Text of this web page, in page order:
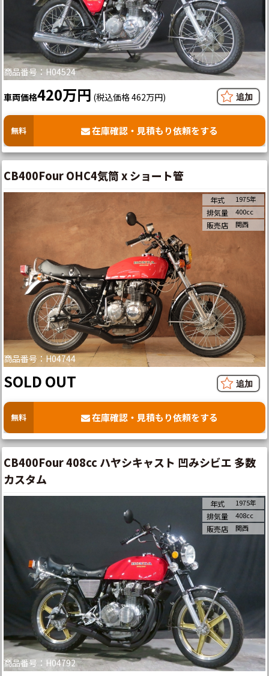
商品番号：H04524
車両価格420万円 (税込価格 462万円)
無料 在庫確認・見積もり依頼をする
CB400Four OHC4気筒 x ショート管
商品番号：H04744
年式 1975年
排気量 400cc
販売店 関西
SOLD OUT
無料 在庫確認・見積もり依頼をする
CB400Four 408cc ハヤシキャスト 凹みシビエ 多数
カスタム
商品番号：H04792
年式 1975年
排気量 408cc
販売店 関西